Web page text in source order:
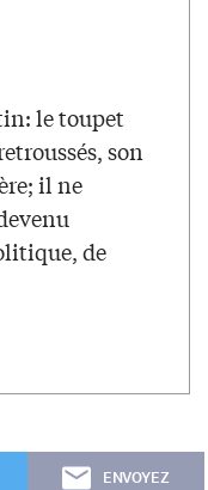
le toupet
son
il ne
de
ENVOYEZ